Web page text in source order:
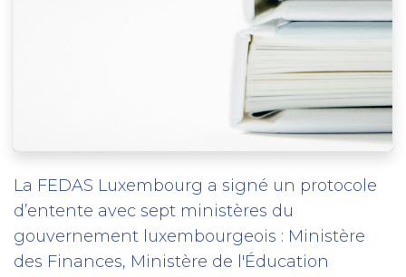
La FEDAS Luxembourg a signé un protocole
d’entente avec sept ministères du
gouvernement luxembourgeois : Ministère
des Finances, Ministère de l'Éducation